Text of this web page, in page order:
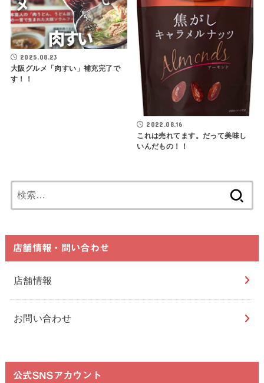
2025.08.23
大阪グルメ「肉すい」補充完了で
す！！
2022.08.16
これは売れてます。だって美味し
いんだもの！！
索:
店舗情報・問い合わせ
店舗情報
お問い合わせ
公式SNSアカウント